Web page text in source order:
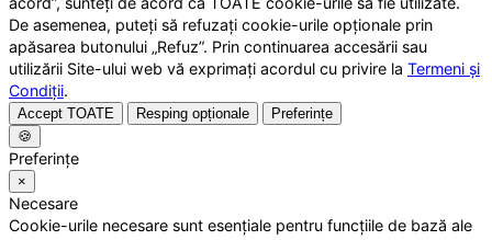
De asemenea, puteți să refuzați cookie-urile opționale prin
apăsarea butonului „Refuz”. Prin continuarea accesării sau
utilizării Site-ului web vă exprimați acordul cu privire la Termeni și
Condiții.
Accept TOATE Resping opționale
Preferințe
🍪
Preferințe
×
Necesare
Cookie-urile necesare sunt esențiale pentru funcțiile de bază ale